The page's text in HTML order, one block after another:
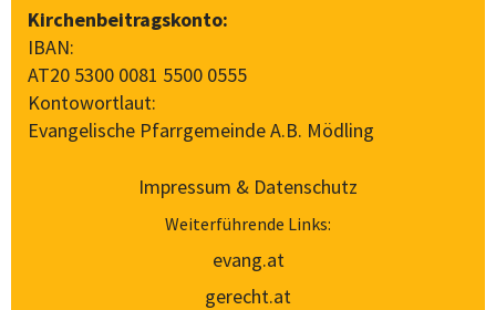
Kirchenbeitragskonto:
IBAN:
AT20 5300 0081 5500 0555
Kontowortlaut:
Evangelische Pfarrgemeinde A.B. Mödling
Impressum & Datenschutz
Weiterführende Links:
evang.at
gerecht.at